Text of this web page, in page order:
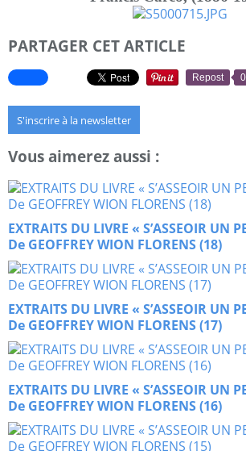
PARTAGER CET ARTICLE
Repost 0
S'inscrire à la newsletter
Vous aimerez aussi :
EXTRAITS DU LIVRE « S’ASSEOIR UN
De GEOFFREY WION FLORENS (18)
EXTRAITS DU LIVRE « S’ASSEOIR UN
De GEOFFREY WION FLORENS (17)
EXTRAITS DU LIVRE « S’ASSEOIR UN
De GEOFFREY WION FLORENS (16)